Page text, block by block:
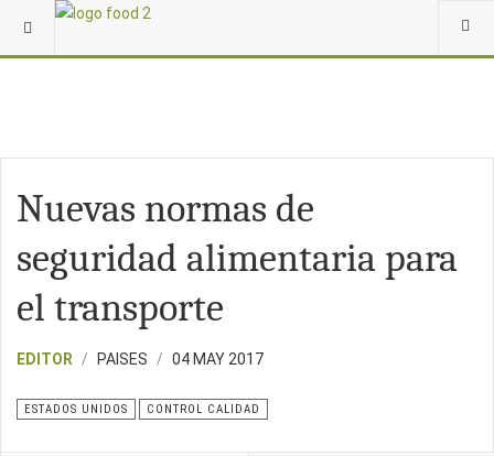
Nuevas normas de
seguridad alimentaria para
el transporte
EDITOR PAISES 04 MAY 2017
ESTADOS UNIDOS CONTROL CALIDAD